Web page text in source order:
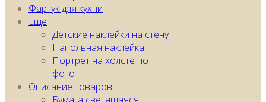
Фартук для кухни
Ещё
Детские наклейки на стену
Напольная наклейка
Портрет на холсте по
фото
Описание товаров